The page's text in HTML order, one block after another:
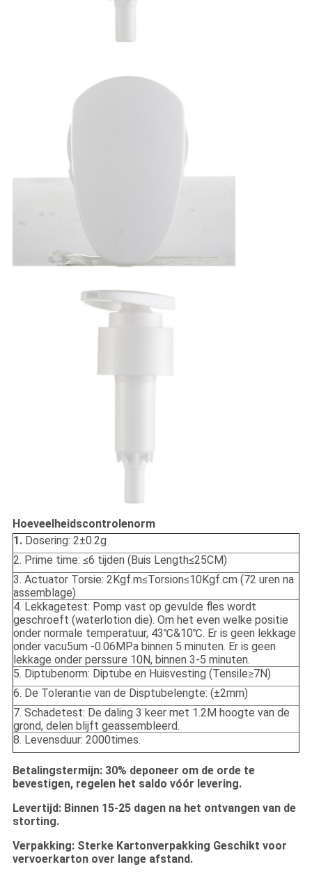
Hoeveelheidscontrolenorm
1. Dosering: 2±0.2g
2. Prime time: ≤6 tijden (Buis Length≤25CM)
3. Actuator Torsie: 2Kgf.m≤Torsion≤10Kgf.cm (72 uren na
assemblage)
4. Lekkagetest: Pomp vast op gevulde fles wordt
geschroeft (waterlotion die). Om het even welke positie
onder normale temperatuur, 43℃&10℃. Er is geen lekkage
onder vacu5um -0.06MPa binnen 5 minuten. Er is geen
lekkage onder perssure 10N, binnen 3-5 minuten.
5. Diptubenorm: Diptube en Huisvesting (Tensile≥7N)
6. De Tolerantie van de Disptubelengte: (±2mm)
7. Schadetest: De daling 3 keer met 1.2M hoogte van de
grond, delen blijft geassembleerd.
8. Levensduur: 2000times.
Betalingstermijn: 30% deponeer om de orde te
bevestigen, regelen het saldo vóór levering.
Levertijd: Binnen 15-25 dagen na het ontvangen van de
storting.
Verpakking: Sterke Kartonverpakking Geschikt voor
vervoerkarton over lange afstand.